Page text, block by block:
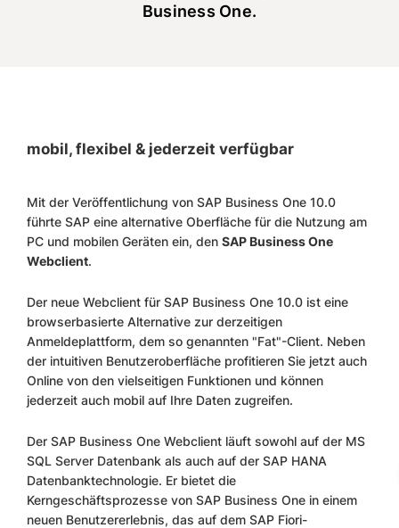
Business One.
mobil, flexibel & jederzeit verfügbar
Mit der Veröffentlichung von SAP Business One 10.0
führte SAP eine alternative Oberfläche für die Nutzung am
PC und mobilen Geräten ein, den SAP Business One
Webclient.
Der neue Webclient für SAP Business One 10.0 ist eine
browserbasierte Alternative zur derzeitigen
Anmeldeplattform, dem so genannten "Fat"-Client. Neben
der intuitiven Benutzeroberfläche profitieren Sie jetzt auch
Online von den vielseitigen Funktionen und können
jederzeit auch mobil auf Ihre Daten zugreifen.
Der SAP Business One Webclient läuft sowohl auf der MS
SQL Server Datenbank als auch auf der SAP HANA
Datenbanktechnologie. Er bietet die
Kerngeschäftsprozesse von SAP Business One in einem
neuen Benutzererlebnis, das auf dem SAP Fiori-